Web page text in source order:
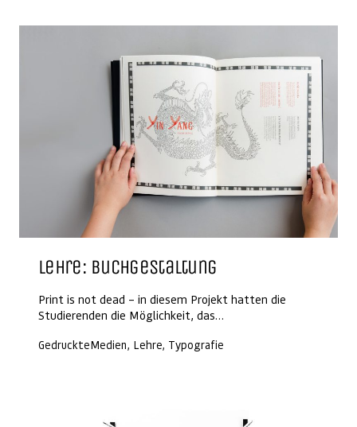
Lehre: Buchgestaltung
Print is not dead – in diesem Projekt hatten die
Studierenden die Möglichkeit, das…
GedruckteMedien, Lehre, Typografie